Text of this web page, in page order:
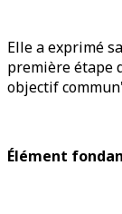
Elle a exprimé
première étape
objectif
Élément